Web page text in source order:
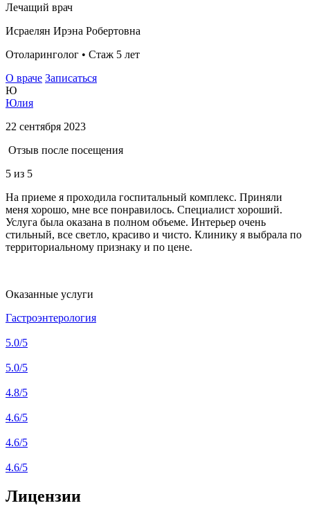
Лечащий врач
Исраелян Ирэна Робертовна
Отоларинголог • Стаж 5 лет
О враче Записаться
Ю
Юлия
22 сентября 2023
Отзыв после посещения
5 из 5
На приеме я проходила госпитальный комплекс. Приняли
меня хорошо, мне все понравилось. Специалист хороший.
Услуга была оказана в полном объеме. Интерьер очень
стильный, все светло, красиво и чисто. Клинику я выбрала по
территориальному признаку и по цене.
Оказанные услуги
Гастроэнтерология
5.0/5
5.0/5
4.8/5
4.6/5
4.6/5
4.6/5
Лицензии